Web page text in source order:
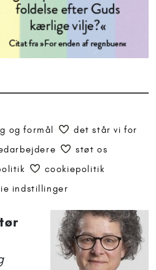
og formål
det står vi for
støt os
cookiepolitik
indstillinger